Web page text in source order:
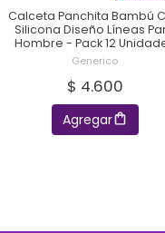
Calceta Panchita Bambú
Silicona Diseño Líneas
Hombre - Pack 12
Generico
$ 4.600
Agregar